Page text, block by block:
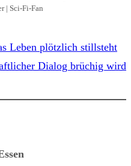
| Sci-Fi-Fan
Leben plötzlich stillsteht
Dialog brüchig wird